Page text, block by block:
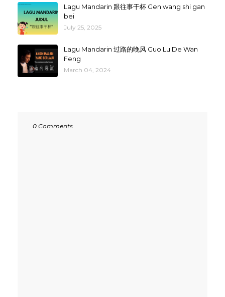
Lagu Mandarin 跟往事干杯 Gen wang shi gan
bei
July 25, 2025
Lagu Mandarin 过路的晚风 Guo Lu De Wan
Feng
March 04, 2024
0 Comments